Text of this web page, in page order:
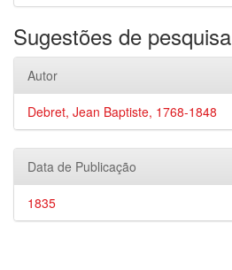
Sugestões de pesquisa
Autor
Debret, Jean Baptiste, 1768-1848
Data de Publicação
1835